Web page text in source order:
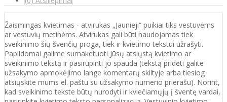
Žaismingas kvietimas - atvirukas „Jaunieji“ puikiai tiks vestuvėms
ar vestuvių metinėms. Atvirukas gali būti naudojamas tiek
sveikinimo šių švenčių proga, tiek ir kvietimo tekstui užrašyti.
Papildomai galime sumaketuoti Jūsų atsiųstą kvietimo ar
sveikinimo tekstą ir pasirūpinti jo spauda (tekstą pridėti galite
užsakymo apmokėjimo lange komentarų skiltyje arba tiesiog
atsiųskite mums el. paštu su užsakymo numerio prierašu). Norint,
kad sveikinimo tekste būtų nurodyti ir kviečiamųjų į šventę vardai,